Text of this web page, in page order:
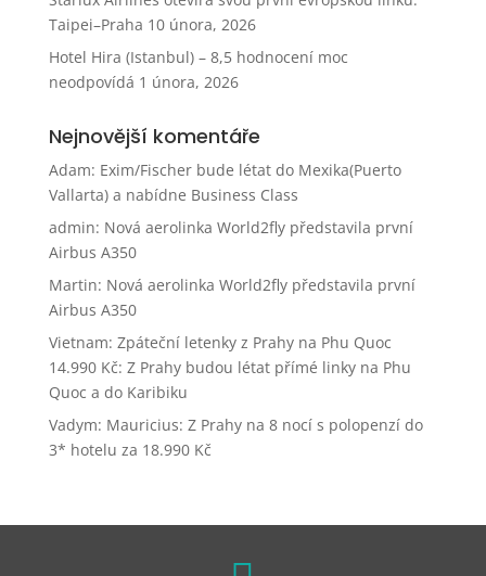
Taipei–Praha 10 února, 2026
Hotel Hira (Istanbul) – 8,5 hodnocení moc
neodpovídá 1 února, 2026
Nejnovější komentáře
Adam: Exim/Fischer bude létat do Mexika(Puerto
Vallarta) a nabídne Business Class
admin: Nová aerolinka World2fly představila první
Airbus A350
Martin: Nová aerolinka World2fly představila první
Airbus A350
Vietnam: Zpáteční letenky z Prahy na Phu Quoc
14.990 Kč: Z Prahy budou létat přímé linky na Phu
Quoc a do Karibiku
Vadym: Mauricius: Z Prahy na 8 nocí s polopenzí do
3* hotelu za 18.990 Kč